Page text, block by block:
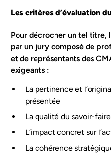
Les critères d’évaluation
Pour décrocher un tel titre,
par un jury composé de
et de représentants des
exigeants :
La pertinence et
présentée
La qualité du savoir-
L’impact concret sur
La cohérence